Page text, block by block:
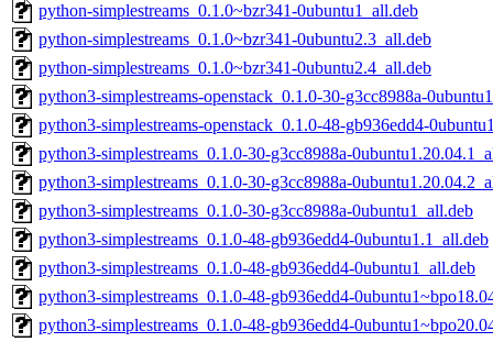
python-simplestreams_0.1.0~bzr341-0ubuntu1_all.deb
python-simplestreams_0.1.0~bzr341-0ubuntu2.3_all.deb
python-simplestreams_0.1.0~bzr341-0ubuntu2.4_all.deb
python3-simplestreams-openstack_0.1.0-30-g3cc8988a-
python3-simplestreams-openstack_0.1.0-48-gb936edd4-
python3-simplestreams_0.1.0-30-g3cc8988a-
python3-simplestreams_0.1.0-30-g3cc8988a-
python3-simplestreams_0.1.0-30-g3cc8988a-0ubuntu1_all.deb
python3-simplestreams_0.1.0-48-gb936edd4-0ubuntu1.1_all.deb
python3-simplestreams_0.1.0-48-gb936edd4-0ubuntu1_all.deb
python3-simplestreams_0.1.0-48-gb936edd4-
python3-simplestreams_0.1.0-48-gb936edd4-